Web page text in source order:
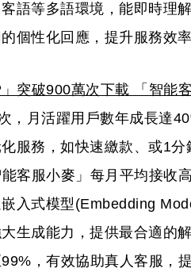
語等多語環境，能即時理
個性化回應，提升服務效
」突破900萬次下載 「智能
，月活躍用戶數年成長達
服務，如快速繳款、或1
客服小麥」每月平均接收
入式模型(Embedding
生成能力，提供最合適的
，有效協助真人客服，